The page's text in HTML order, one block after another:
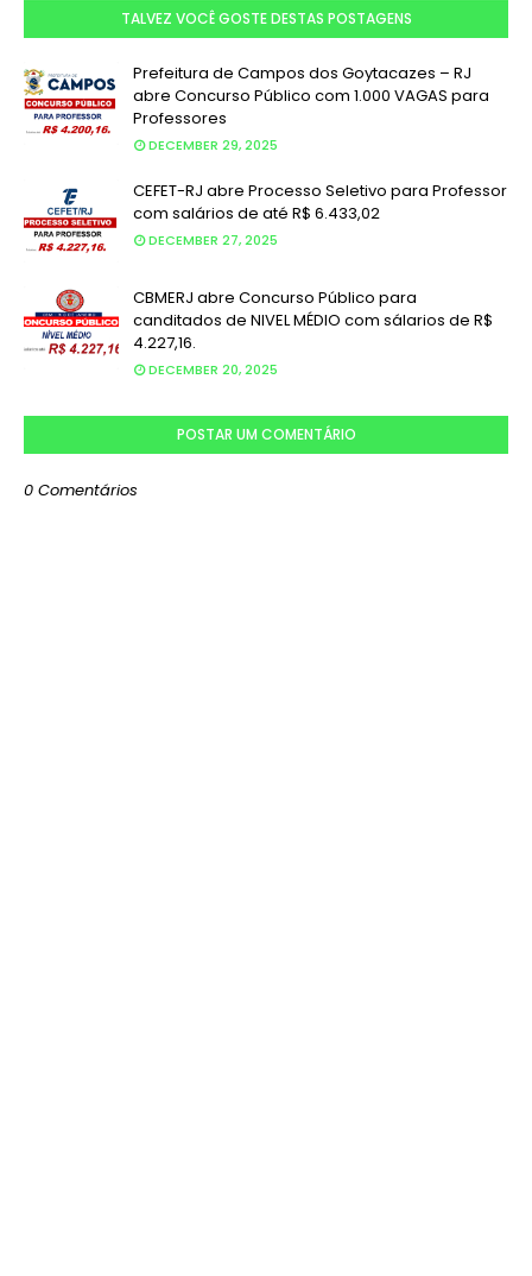
TALVEZ VOCÊ GOSTE DESTAS POSTAGENS
Prefeitura de Campos dos Goytacazes – RJ
abre Concurso Público com 1.000 VAGAS para
Professores
DECEMBER 29, 2025
CEFET-RJ abre Processo Seletivo para Professor
com salários de até R$ 6.433,02
DECEMBER 27, 2025
CBMERJ abre Concurso Público para
canditados de NIVEL MÉDIO com sálarios de R$
4.227,16.
DECEMBER 20, 2025
POSTAR UM COMENTÁRIO
0 Comentários